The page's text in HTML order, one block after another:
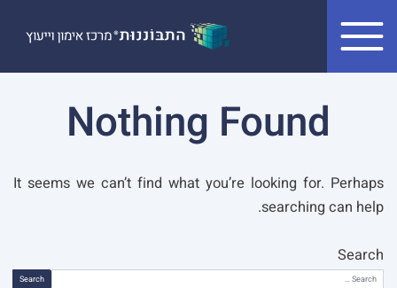
Nothing Found
It seems we can’t find what you’re looking for. Perhaps
searching can help.
Search